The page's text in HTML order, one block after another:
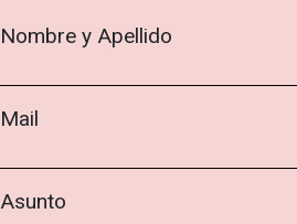
Nombre y Apellido
Mail
Asunto